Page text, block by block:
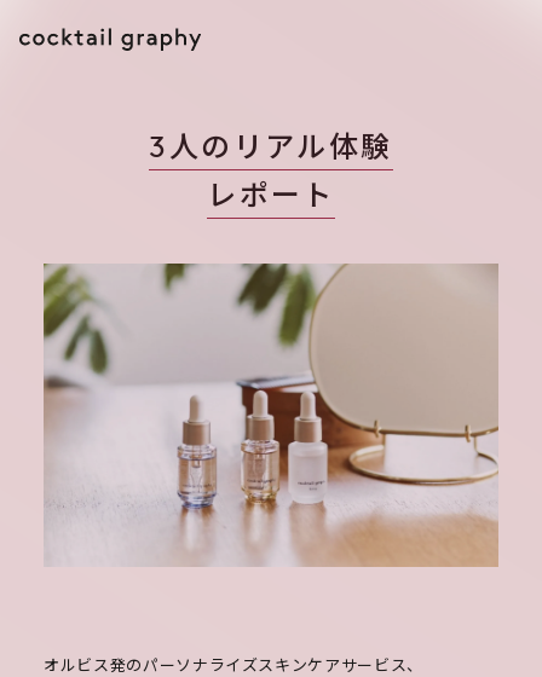
3人のリアル体験
レポート
オルビス発のパーソナライズスキンケアサービス、